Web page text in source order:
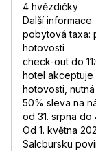
4 hvězdičky
Další informace
pobytová taxa:
hotovosti
check-out do
hotel
hotovosti,
50% sleva na
od 31. srpna do
Od 1. května
Salcbursku